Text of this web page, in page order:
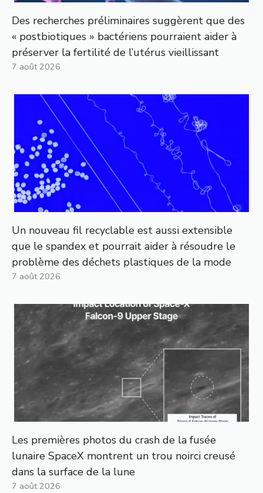
Des recherches préliminaires suggèrent que des
« postbiotiques » bactériens pourraient aider à
préserver la fertilité de l’utérus vieillissant
7 août 2026
Un nouveau fil recyclable est aussi extensible
que le spandex et pourrait aider à résoudre le
problème des déchets plastiques de la mode
7 août 2026
Les premières photos du crash de la fusée
lunaire SpaceX montrent un trou noirci creusé
dans la surface de la lune
7 août 2026